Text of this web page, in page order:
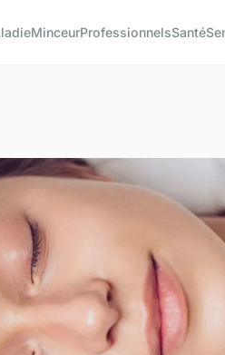
MinceurProfessionnelsSanté